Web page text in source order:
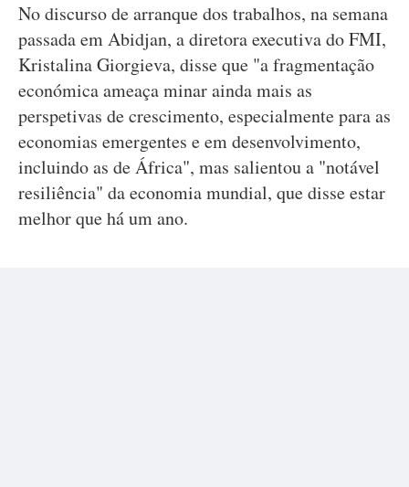
No discurso de arranque dos trabalhos, na semana
passada em Abidjan, a diretora executiva do FMI,
Kristalina Giorgieva, disse que "a fragmentação
económica ameaça minar ainda mais as
perspetivas de crescimento, especialmente para as
economias emergentes e em desenvolvimento,
incluindo as de África", mas salientou a "notável
resiliência" da economia mundial, que disse estar
melhor que há um ano.